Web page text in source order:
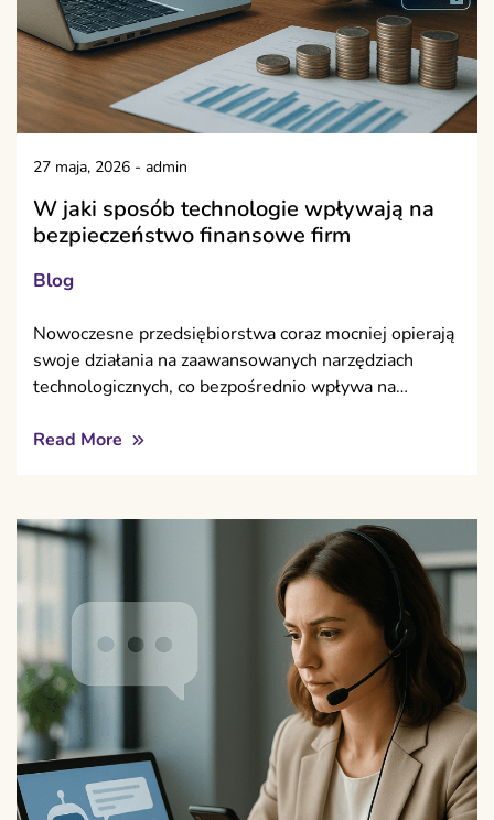
27 maja, 2026 - admin
W jaki sposób technologie wpływają na
bezpieczeństwo finansowe firm
Blog
Nowoczesne przedsiębiorstwa coraz mocniej opierają
swoje działania na zaawansowanych narzędziach
technologicznych, co bezpośrednio wpływa na…
Read More